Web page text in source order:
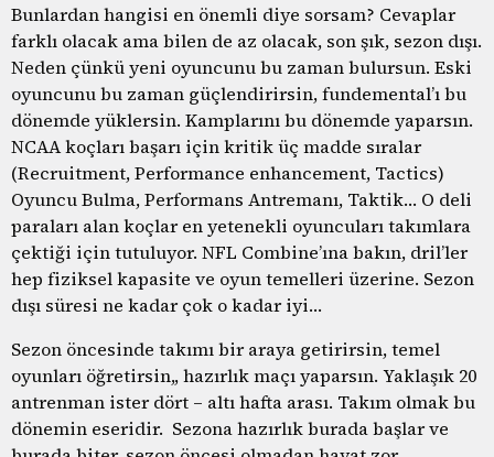
Bunlardan hangisi en önemli diye sorsam? Cevaplar
farklı olacak ama bilen de az olacak, son şık, sezon dışı.
Neden çünkü yeni oyuncunu bu zaman bulursun. Eski
oyuncunu bu zaman güçlendirirsin, fundemental’ı bu
dönemde yüklersin. Kamplarını bu dönemde yaparsın.
NCAA koçları başarı için kritik üç madde sıralar
(Recruitment, Performance enhancement, Tactics)
Oyuncu Bulma, Performans Antremanı, Taktik… O deli
paraları alan koçlar en yetenekli oyuncuları takımlara
çektiği için tutuluyor. NFL Combine’ına bakın, dril’ler
hep fiziksel kapasite ve oyun temelleri üzerine. Sezon
dışı süresi ne kadar çok o kadar iyi…
Sezon öncesinde takımı bir araya getirirsin, temel
oyunları öğretirsin,, hazırlık maçı yaparsın. Yaklaşık 20
antrenman ister dört – altı hafta arası. Takım olmak bu
dönemin eseridir. Sezona hazırlık burada başlar ve